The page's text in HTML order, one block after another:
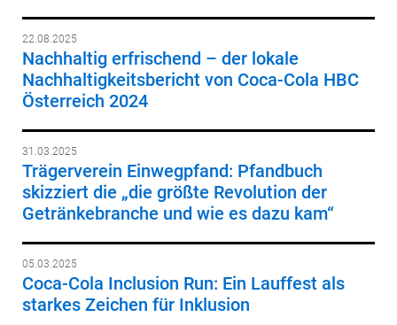
22.08.2025
Nachhaltig erfrischend – der lokale
Nachhaltigkeitsbericht von Coca-Cola HBC
Österreich 2024
31.03.2025
Trägerverein Einwegpfand: Pfandbuch
skizziert die „die größte Revolution der
Getränkebranche und wie es dazu kam“
05.03.2025
Coca-Cola Inclusion Run: Ein Lauffest als
starkes Zeichen für Inklusion